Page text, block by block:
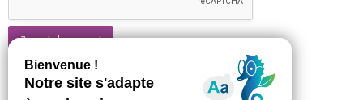
Je m'abonne !